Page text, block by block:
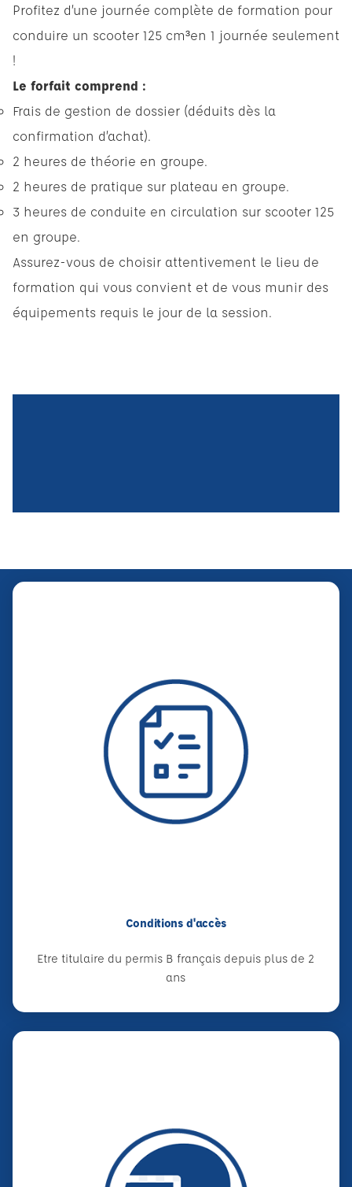
Profitez d’une journée complète de formation pour
conduire un scooter 125 cm³en 1 journée seulement
!
Le forfait comprend :
Frais de gestion de dossier (déduits dès la
confirmation d’achat).
2 heures de théorie en groupe.
2 heures de pratique sur plateau en groupe.
3 heures de conduite en circulation sur scooter 125
en groupe.
Assurez-vous de choisir attentivement le lieu de
formation qui vous convient et de vous munir des
équipements requis le jour de la session.
Conditions d'accès
Etre titulaire du permis B français depuis plus de 2
ans